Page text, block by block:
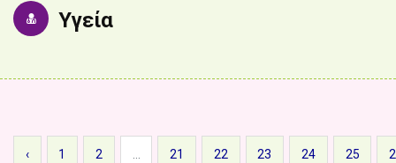
Υγεία
‹ 1 2 21 22 23 24 25